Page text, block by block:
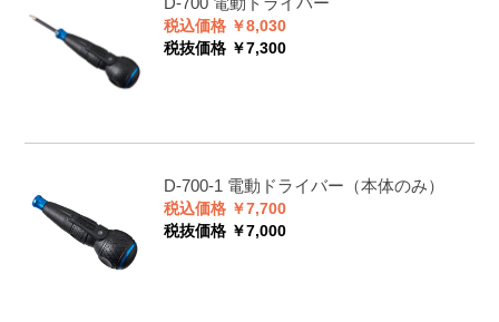
税込価格 ￥8,030
税抜価格 ￥7,300
D-700-1 電動ドライバー（本体のみ）
税込価格 ￥7,700
税抜価格 ￥7,000